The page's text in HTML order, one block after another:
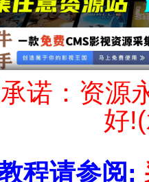
诺：资源
好
程请参阅: